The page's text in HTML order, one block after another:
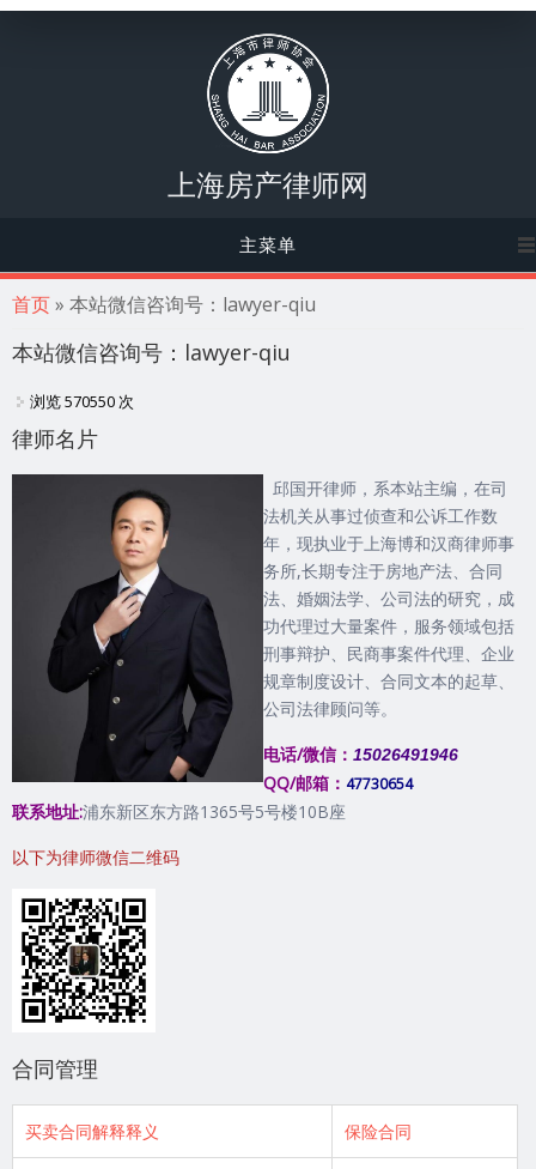
上海房产律师网
主菜单
你在这里
首页» 本站微信咨询号：lawyer-qiu
本站微信咨询号：lawyer-qiu
浏览 570550 次
律师名片
邱国开律师，系本站主编，在司
法机关从事过侦查和公诉工作数
年，现执业于上海博和汉商律师事
务所,长期专注于房地产法、合同
法、婚姻法学、公司法的研究，成
功代理过大量案件，服务领域包括
刑事辩护、民商事案件代理、企业
规章制度设计、合同文本的起草、
公司法律顾问等。
电话/微信： 15026491946
QQ/邮箱： 47730654
联系地址:浦东新区东方路1365号5号楼10B座
以下为律师微信二维码
合同管理
买卖合同解释释义 保险合同